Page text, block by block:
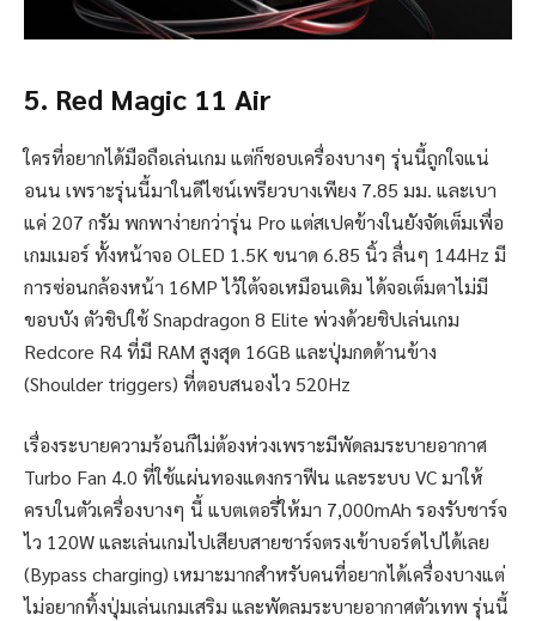
5. Red Magic 11 Air
ใครที่อยากได้มือถือเล่นเกม แต่ก็ชอบเครื่องบางๆ รุ่นนี้ถูกใจแน่
อนน เพราะรุ่นนี้มาในดีไซน์เพรียวบางเพียง 7.85 มม. และเบา
แค่ 207 กรัม พกพาง่ายกว่ารุ่น Pro แต่สเปคข้างในยังจัดเต็มเพื่อ
เกมเมอร์ ทั้งหน้าจอ OLED 1.5K ขนาด 6.85 นิ้ว ลื่นๆ 144Hz มี
การซ่อนกล้องหน้า 16MP ไว้ใต้จอเหมือนเดิม ได้จอเต็มตาไม่มี
ขอบบัง ตัวชิปใช้ Snapdragon 8 Elite พ่วงด้วยชิปเล่นเกม
Redcore R4 ที่มี RAM สูงสุด 16GB และปุ่มกดด้านข้าง
(Shoulder triggers) ที่ตอบสนองไว 520Hz
เรื่องระบายความร้อนก็ไม่ต้องห่วงเพราะมีพัดลมระบายอากาศ
Turbo Fan 4.0 ที่ใช้แผ่นทองแดงกราฟีน และระบบ VC มาให้
ครบในตัวเครื่องบางๆ นี้ แบตเตอรี่ให้มา 7,000mAh รองรับชาร์จ
ไว 120W และเล่นเกมไปเสียบสายชาร์จตรงเข้าบอร์ดไปได้เลย
(Bypass charging) เหมาะมากสำหรับคนที่อยากได้เครื่องบางแต่
ไม่อยากทิ้งปุ่มเล่นเกมเสริม และพัดลมระบายอากาศตัวเทพ รุ่นนี้